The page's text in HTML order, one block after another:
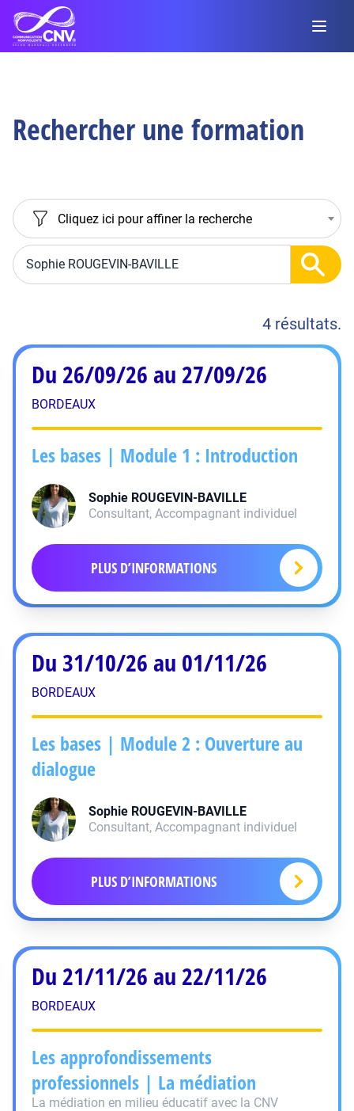
Rechercher une formation
Cliquez ici pour affiner la recherche
4 résultats.
Du 26/09/26 au 27/09/26
BORDEAUX
Les bases | Module 1 : Introduction
Sophie ROUGEVIN-BAVILLE
Consultant, Accompagnant individuel
PLUS D’INFORMATIONS
Du 31/10/26 au 01/11/26
BORDEAUX
Les bases | Module 2 : Ouverture au
dialogue
Sophie ROUGEVIN-BAVILLE
Consultant, Accompagnant individuel
PLUS D’INFORMATIONS
Du 21/11/26 au 22/11/26
BORDEAUX
Les approfondissements
professionnels | La médiation
La médiation en milieu éducatif avec la CNV